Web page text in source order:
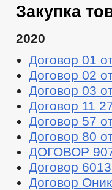
Закупка
2020
Договор 01
Договор 02
Договор 03
Договор 11
Договор 57
Договор 80
ДОГОВОР 907
Договор
Договор